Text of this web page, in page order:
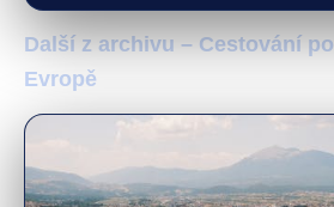
Další z archivu – Cestování po
Evropě